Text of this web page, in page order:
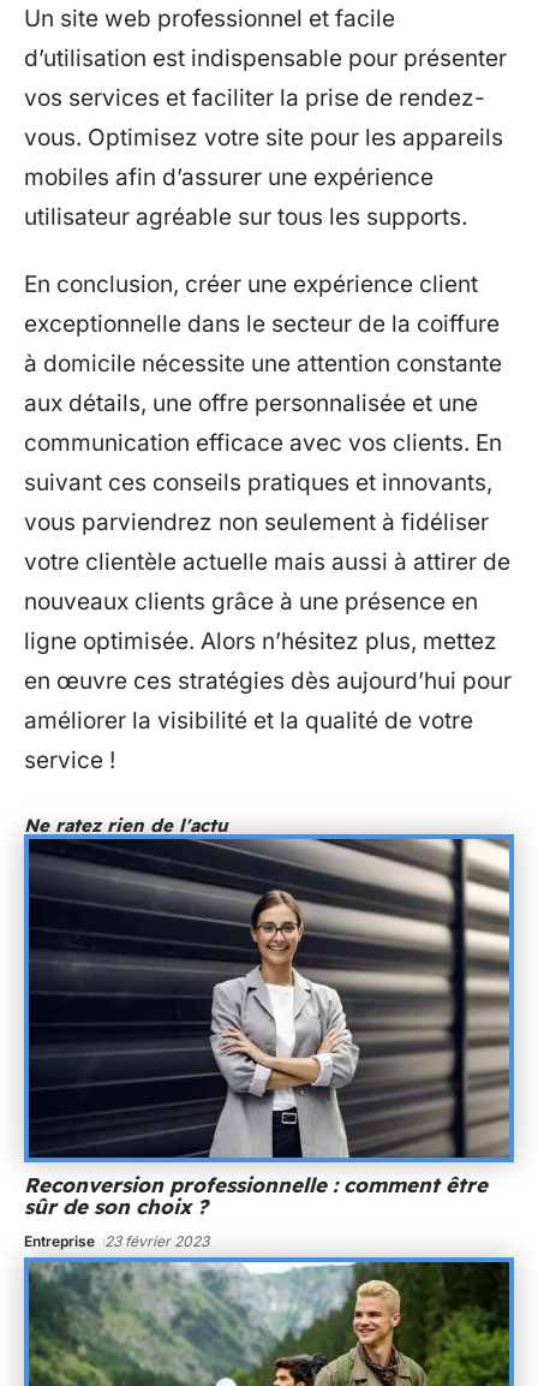
Un site web professionnel et facile
d’utilisation est indispensable pour présenter
vos services et faciliter la prise de rendez-
vous. Optimisez votre site pour les appareils
mobiles afin d’assurer une expérience
utilisateur agréable sur tous les supports.
En conclusion, créer une expérience client
exceptionnelle dans le secteur de la coiffure
à domicile nécessite une attention constante
aux détails, une offre personnalisée et une
communication efficace avec vos clients. En
suivant ces conseils pratiques et innovants,
vous parviendrez non seulement à fidéliser
votre clientèle actuelle mais aussi à attirer de
nouveaux clients grâce à une présence en
ligne optimisée. Alors n’hésitez plus, mettez
en œuvre ces stratégies dès aujourd’hui pour
améliorer la visibilité et la qualité de votre
service !
Ne ratez rien de l'actu
Reconversion professionnelle : comment être
sûr de son choix ?
Entreprise 23 février 2023